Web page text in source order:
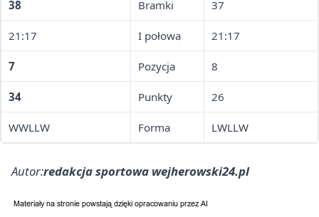
38 Bramki 37
21:17 I połowa 21:17
7 Pozycja 8
34 Punkty 26
WWLLW Forma LWLLW
Autor:redakcja sportowa wejherowski24.pl